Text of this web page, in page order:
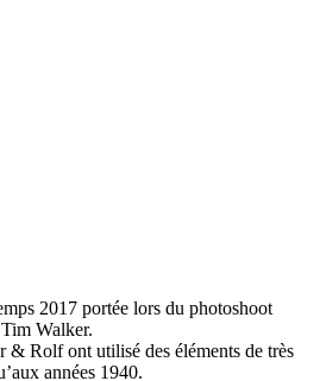
2017 portée lors du photoshoot
Walker.
Rolf ont utilisé des éléments de très
années 1940.